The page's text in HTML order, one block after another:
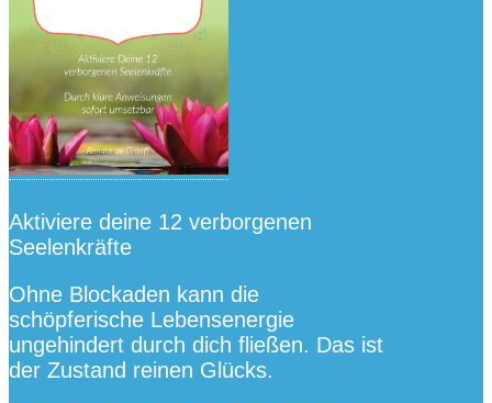
Aktiviere deine 12 verborgenen
Seelenkräfte
Ohne Blockaden kann die
schöpferische Lebensenergie
ungehindert durch dich fließen. Das ist
der Zustand reinen Glücks.